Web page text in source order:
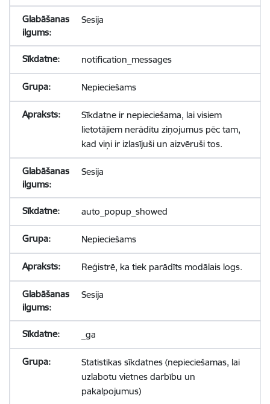
Sesija
notification_messages
Nepieciešams
Sīkdatne ir nepieciešama, lai visiem
lietotājiem nerādītu ziņojumus pēc tam,
kad viņi ir izlasījuši un aizvēruši tos.
Sesija
auto_popup_showed
Nepieciešams
Reģistrē, ka tiek parādīts modālais logs.
Sesija
_ga
Statistikas sīkdatnes (nepieciešamas, lai
uzlabotu vietnes darbību un
pakalpojumus)